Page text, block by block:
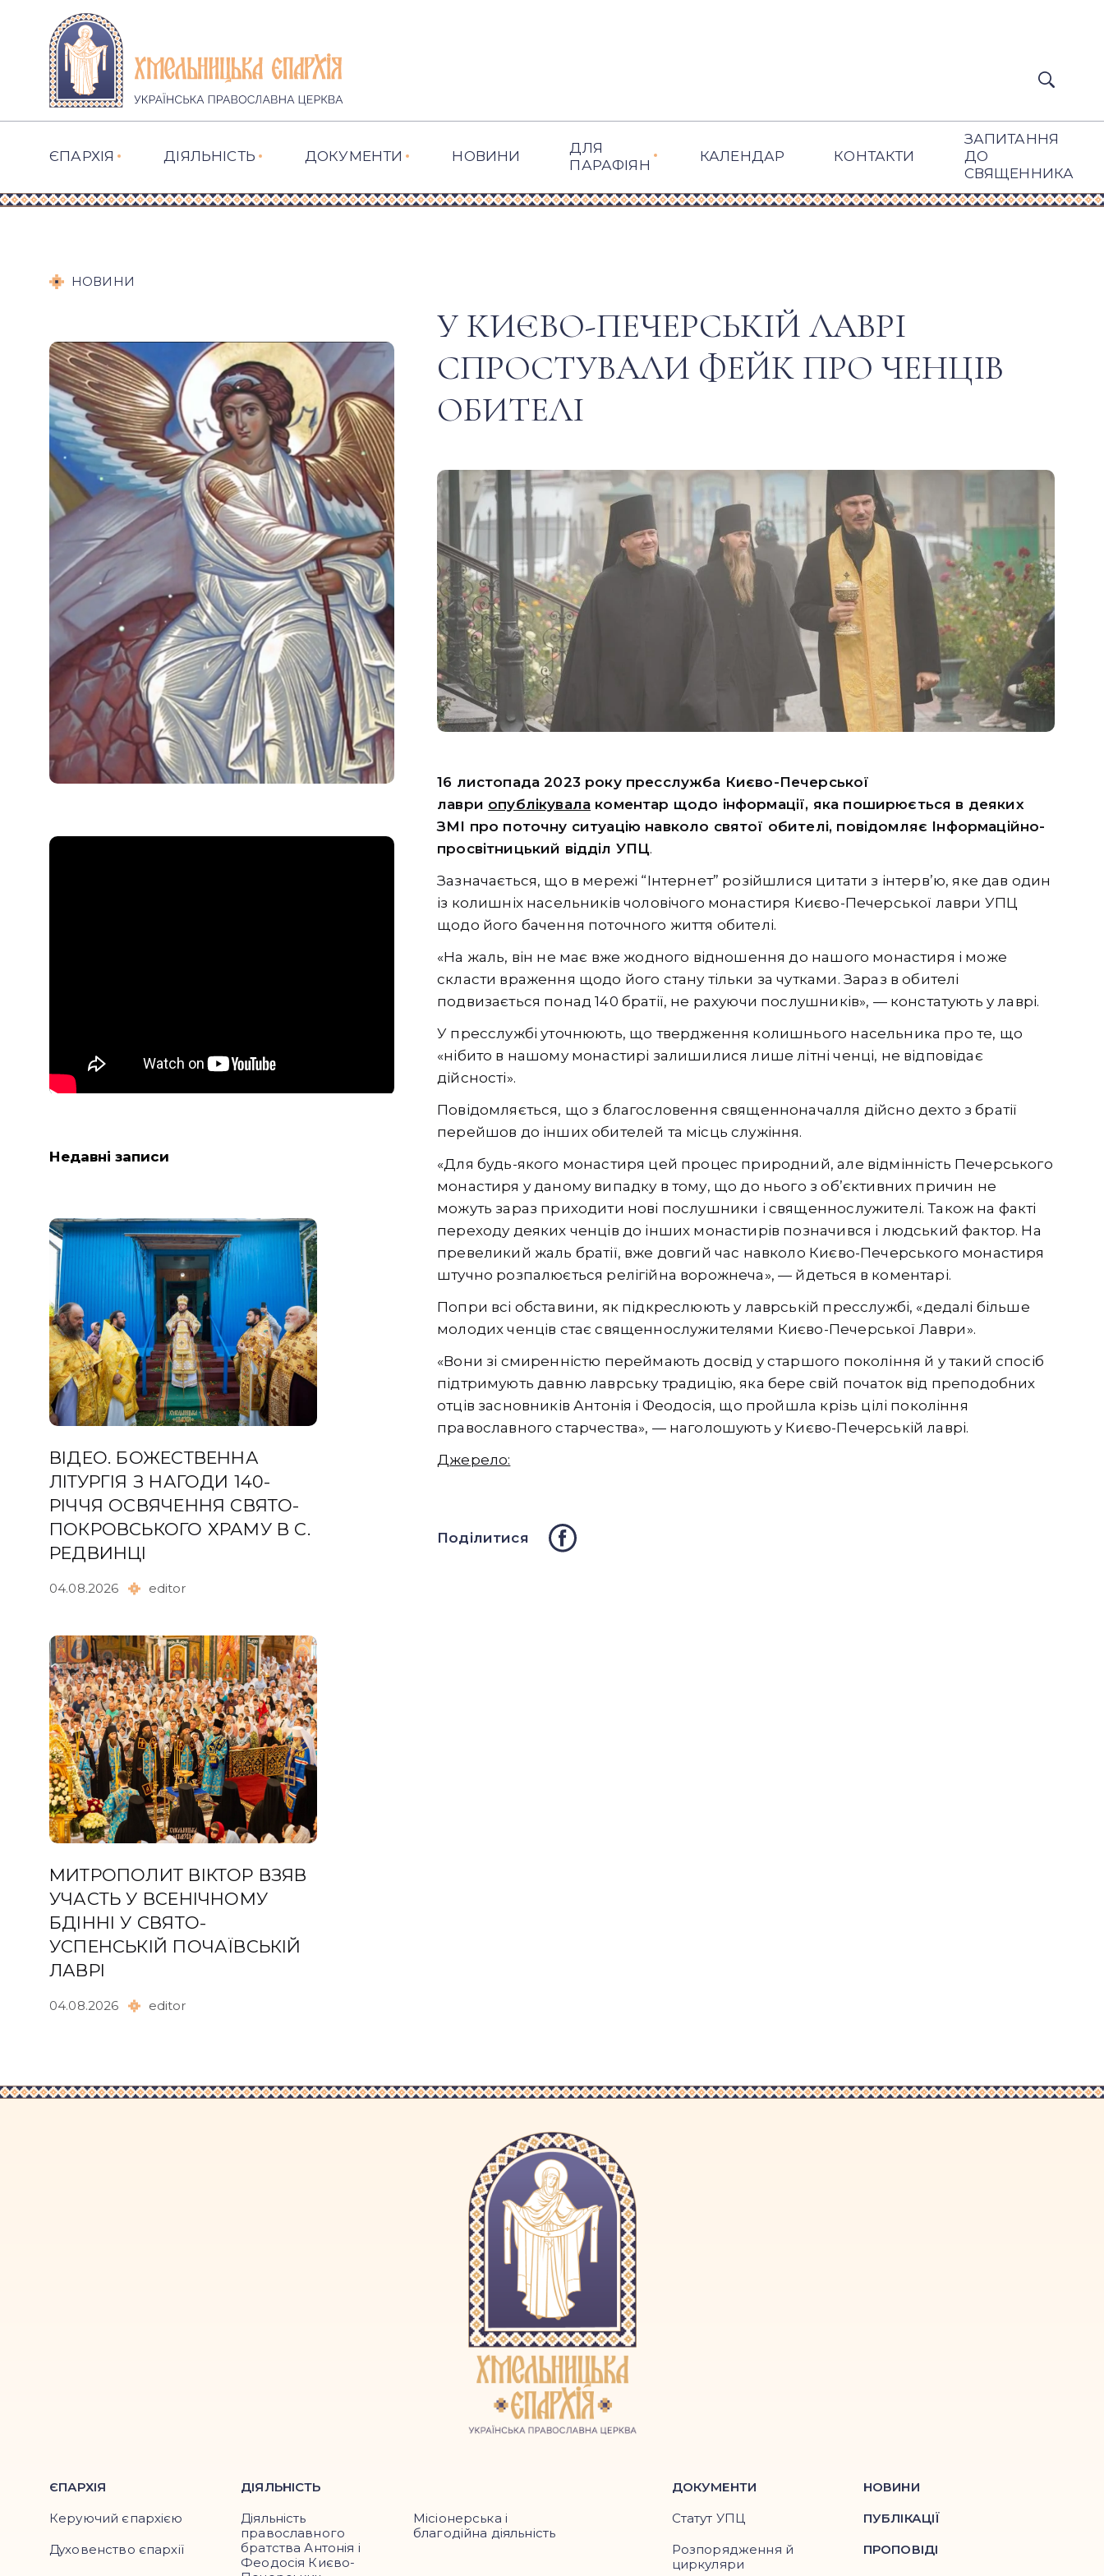
ЄПАРХІЯ ДІЯЛЬНІСТЬ ДОКУМЕНТИ НОВИНИ
ДЛЯ
ПАРАФІЯН
КАЛЕНДАР КОНТАКТИ
ЗАПИТАННЯ
ДО
СВЯЩЕННИКА
НОВИНИ
Недавні записи
ВІДЕО. БОЖЕСТВЕННА
ЛІТУРГІЯ З НАГОДИ 140-
РІЧЧЯ ОСВЯЧЕННЯ СВЯТО-
ПОКРОВСЬКОГО ХРАМУ В С.
РЕДВИНЦІ
04.08.2026 editor
МИТРОПОЛИТ ВІКТОР ВЗЯВ
УЧАСТЬ У ВСЕНІЧНОМУ
БДІННІ У СВЯТО-
УСПЕНСЬКІЙ ПОЧАЇВСЬКІЙ
ЛАВРІ
04.08.2026 editor
У КИЄВО-ПЕЧЕРСЬКІЙ ЛАВРІ
СПРОСТУВАЛИ ФЕЙК ПРО ЧЕНЦІВ
ОБИТЕЛІ
16 листопада 2023 року пресслужба Києво-Печерської
лаври опублікувала коментар щодо інформації, яка поширюється в деяких
ЗМІ про поточну ситуацію навколо святої обителі, повідомляє Інформаційно-
просвітницький відділ УПЦ.
Зазначається, що в мережі “Інтернет” розійшлися цитати з інтерв’ю, яке дав один
із колишніх насельників чоловічого монастиря Києво-Печерської лаври УПЦ
щодо його бачення поточного життя обителі.
«На жаль, він не має вже жодного відношення до нашого монастиря і може
скласти враження щодо його стану тільки за чутками. Зараз в обителі
подвизається понад 140 братії, не рахуючи послушників», — констатують у лаврі.
У пресслужбі уточнюють, що твердження колишнього насельника про те, що
«нібито в нашому монастирі залишилися лише літні ченці, не відповідає
дійсності».
Повідомляється, що з благословення священноначалля дійсно дехто з братії
перейшов до інших обителей та місць служіння.
«Для будь-якого монастиря цей процес природний, але відмінність Печерського
монастиря у даному випадку в тому, що до нього з об’єктивних причин не
можуть зараз приходити нові послушники і священнослужителі. Також на факті
переходу деяких ченців до інших монастирів позначився і людський фактор. На
превеликий жаль братії, вже довгий час навколо Києво-Печерського монастиря
штучно розпалюється релігійна ворожнеча», — йдеться в коментарі.
Попри всі обставини, як підкреслюють у лаврській пресслужбі, «дедалі більше
молодих ченців стає священнослужителями Києво-Печерської Лаври».
«Вони зі смиренністю переймають досвід у старшого покоління й у такий спосіб
підтримують давню лаврську традицію, яка бере свій початок від преподобних
отців засновників Антонія і Феодосія, що пройшла крізь цілі покоління
православного старчества», — наголошують у Києво-Печерській лаврі.
Джерело:
Поділитися
ЄПАРХІЯ
Керуючий єпархією
Духовенство єпархії
ДІЯЛЬНІСТЬ
Діяльність
православного
братства Антонія і
Феодосія Києво-
Місіонерська і
благодійна діяльність
ДОКУМЕНТИ
Статут УПЦ
Розпорядження й
циркуляри
НОВИНИ
ПУБЛІКАЦІЇ
ПРОПОВІДІ